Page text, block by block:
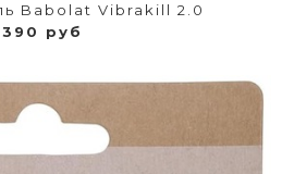
Babolat Vibrakill 2.0
руб